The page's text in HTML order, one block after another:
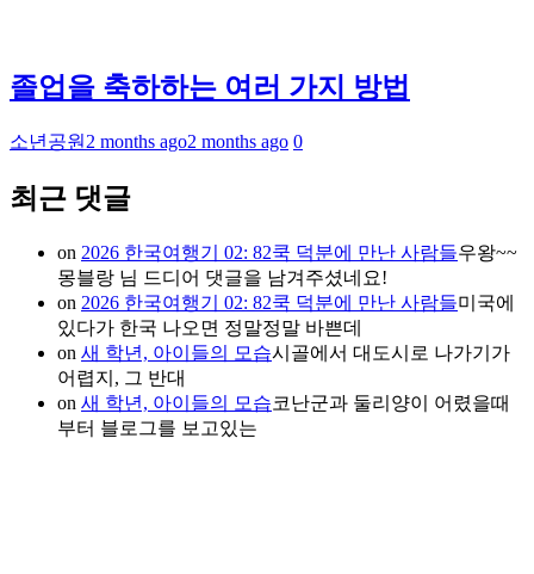
졸업을 축하하는 여러 가지 방법
소년공원 2 months ago2 months ago 0
최근 댓글
on 2026 한국여행기 02: 82쿡 덕분에 만난 사람들우왕~~
몽블랑 님 드디어 댓글을 남겨주셨네요!
on 2026 한국여행기 02: 82쿡 덕분에 만난 사람들미국에
있다가 한국 나오면 정말정말 바쁜데
on 새 학년, 아이들의 모습시골에서 대도시로 나가기가
어렵지, 그 반대
on 새 학년, 아이들의 모습코난군과 둘리양이 어렸을때
부터 블로그를 보고있는